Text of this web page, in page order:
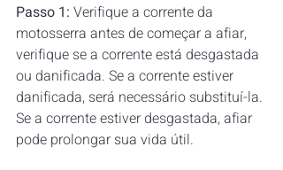
Passo 1: Verifique a corrente da
motosserra antes de começar a afiar,
verifique se a corrente está desgastada
ou danificada. Se a corrente estiver
danificada, será necessário substituí-la.
Se a corrente estiver desgastada, afiar
pode prolongar sua vida útil.